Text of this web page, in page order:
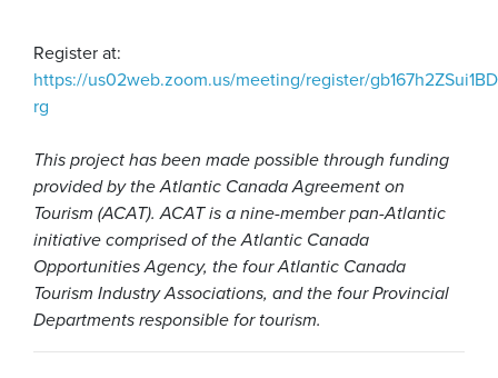
Register at:
https://us02web.zoom.us/meeting/register/
rg
This project has been made possible through funding
provided by the Atlantic Canada Agreement on
Tourism (ACAT). ACAT is a nine-member pan-Atlantic
initiative comprised of the Atlantic Canada
Opportunities Agency, the four Atlantic Canada
Tourism Industry Associations, and the four Provincial
Departments responsible for tourism.